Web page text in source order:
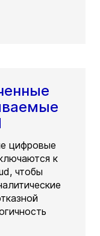
цифровые
к
чтобы